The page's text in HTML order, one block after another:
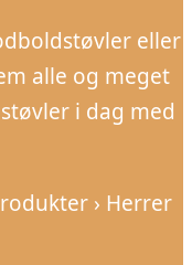
eller
alle og meget
i dag med
› Herrer